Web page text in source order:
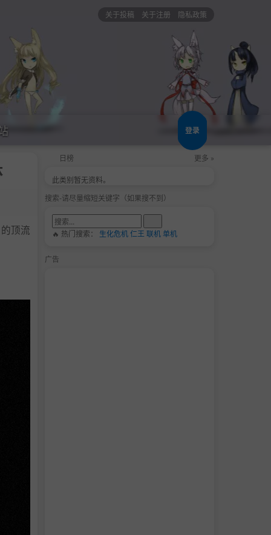
关于投稿 关于注册 隐私政策
登录
顶流
日榜 更多 »
此类别暂无资料。
搜索-请尽量缩短关键字（如果搜不到）
🔥 热门搜索： 生化危机仁王 联机单机
广告